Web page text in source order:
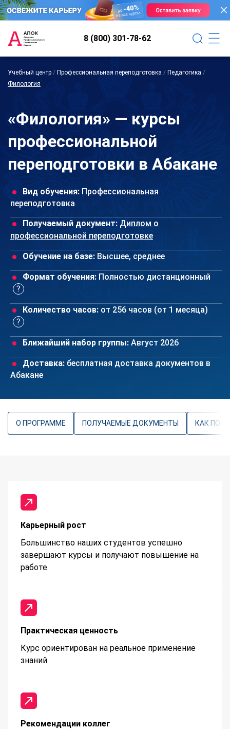
8 (800) 301-78-62
Учебный центр / Профессиональная переподготовка / Педагогика /
Филология
«Филология» — курсы
профессиональной
переподготовки в Абакане
Вид обучения: Профессиональная
переподготовка
Получаемый документ: Диплом о
профессиональной переподготовке
Обучение на базе: Высшее, среднее
Формат обучения: Полностью дистанционный
Количество часов: от 256 часов (от 1 месяца)
Ближайший набор группы: Август 2026
Доставка: бесплатная доставка документов в
Абакане
О ПРОГРАММЕ ПОЛУЧАЕМЫЕ ДОКУМЕНТЫ КАК
Карьерный рост
Большинство наших студентов успешно
завершают курсы и получают повышение на
работе
Практическая ценность
Курс ориентирован на реальное применение
знаний
Рекомендации коллег